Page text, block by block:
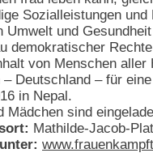
Sozialleistungen und
Umwelt und Gesundheit
demokratischer
von Menschen aller
Deutschland – für
in Nepal.
Mädchen sind
Mathilde-Jacob-